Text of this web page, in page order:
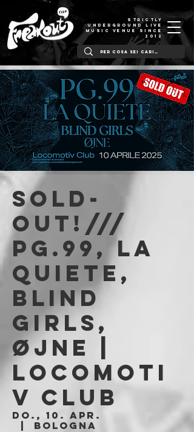
STRICTLY
UNDERGROUND LIVE
MUSIC VENUE SINCE
2012
SOLD-
OUT!///
PG.99, La
Quiete,
Blind
Girls,
Øjne |
Locomoti
v Club
Do., 10. Apr.
Bologna